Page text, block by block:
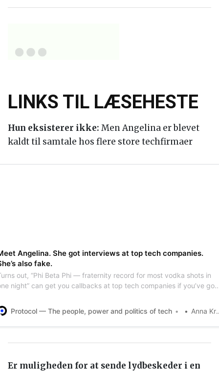
LINKS TIL LÆSEHESTE
Hun eksisterer ikke: Men Angelina er blevet
kaldt til samtale hos flere store techfirmaer
Angelina. She got interviews at top tech companies.
also fake.
out, “Phi Beta Phi — fraternity record for most vodka shots in
night” can get you callbacks at top tech companies if you’ve got
Protocol — The people, power and politics of tech
Anna Kramer
Er muligheden for at sende lydbeskeder i en